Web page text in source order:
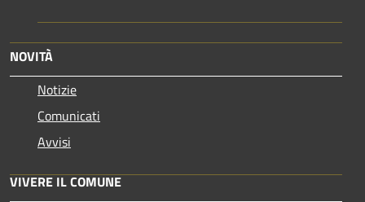
NOVITÀ
Notizie
Comunicati
Avvisi
VIVERE IL COMUNE